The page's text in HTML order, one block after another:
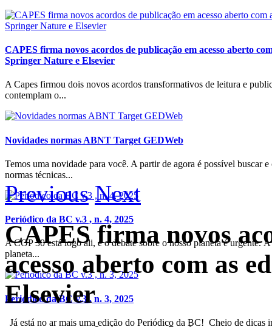
CAPES firma novos acordos de publicação em acesso aberto
Springer Nature e Elsevier
A Capes firmou dois novos acordos transformativos de leitura e
contemplam o...
Novidades normas ABNT Target GEDWeb
Temos uma novidade para você. A partir de agora é possível buscar e
normas técnicas...
Periódico da BC v.3 , n. 4, 2025
A COP 30 está logo ali, e o debate sobre o nosso planeta é urgente.
planeta...
Periódico da BC v.3 , n. 3, 2025
Já está no ar mais uma edição do Periódico da BC! Cheio de dicas
Previous Next
CAPES firma novos
acesso aberto com as
Elsevier